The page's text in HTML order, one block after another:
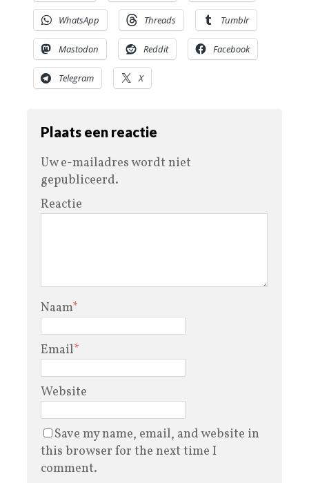
WhatsApp Threads Tumblr
Mastodon Reddit Facebook
Telegram X
Plaats een reactie
Uw e-mailadres wordt niet
gepubliceerd.
Reactie
Naam*
Email*
Website
Save my name, email, and website in
this browser for the next time I
comment.